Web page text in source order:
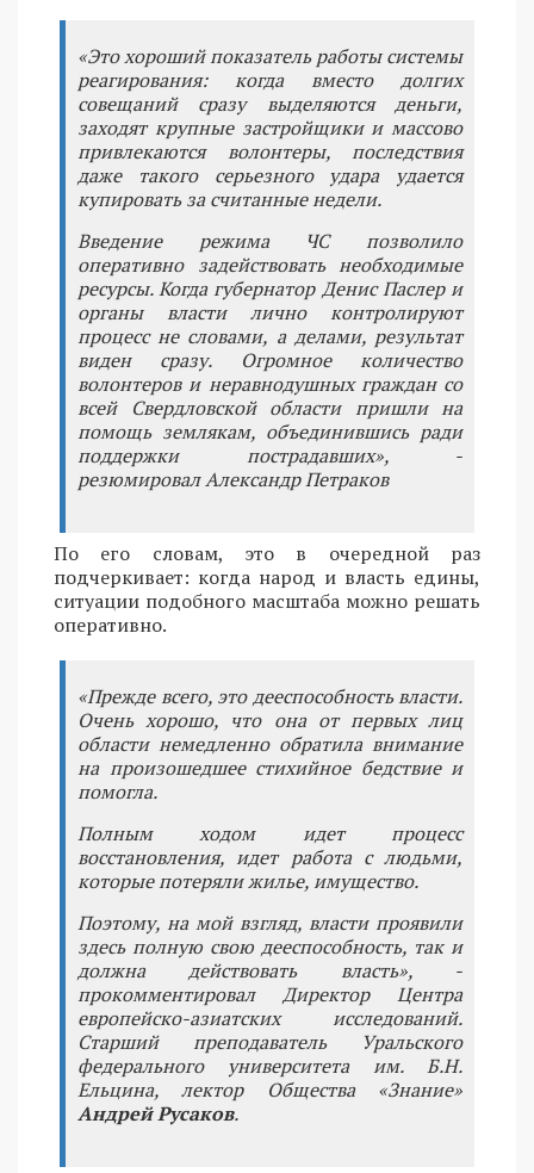
«Это хороший показатель работы системы
реагирования: когда вместо долгих
совещаний сразу выделяются деньги,
заходят крупные застройщики и массово
привлекаются волонтеры, последствия
даже такого серьезного удара удается
купировать за считанные недели.
Введение режима ЧС позволило
оперативно задействовать необходимые
ресурсы. Когда губернатор Денис Паслер и
органы власти лично контролируют
процесс не словами, а делами, результат
виден сразу. Огромное количество
волонтеров и неравнодушных граждан со
всей Свердловской области пришли на
помощь землякам, объединившись ради
поддержки пострадавших», -
резюмировал Александр Петраков
По его словам, это в очередной раз
подчеркивает: когда народ и власть едины,
ситуации подобного масштаба можно решать
оперативно.
«Прежде всего, это дееспособность власти.
Очень хорошо, что она от первых лиц
области немедленно обратила внимание
на произошедшее стихийное бедствие и
помогла.
Полным ходом идет процесс
восстановления, идет работа с людьми,
которые потеряли жилье, имущество.
Поэтому, на мой взгляд, власти проявили
здесь полную свою дееспособность, так и
должна действовать власть», -
прокомментировал Директор Центра
европейско-азиатских исследований.
Старший преподаватель Уральского
федерального университета им. Б.Н.
Ельцина, лектор Общества «Знание»
Андрей Русаков.